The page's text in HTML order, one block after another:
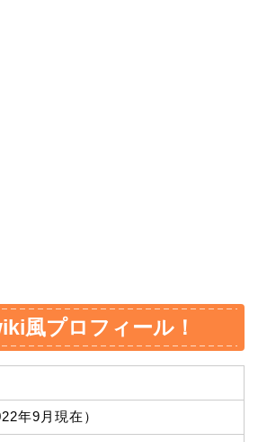
風プロフィール！
年9月現在）